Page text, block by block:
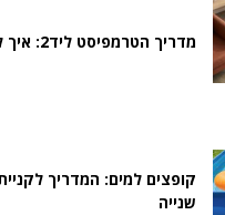
מדריך הטרמפיסט ליד2: איך לרהט דירה בחצי מחיר
קופצים למים: המדריך
שנייה